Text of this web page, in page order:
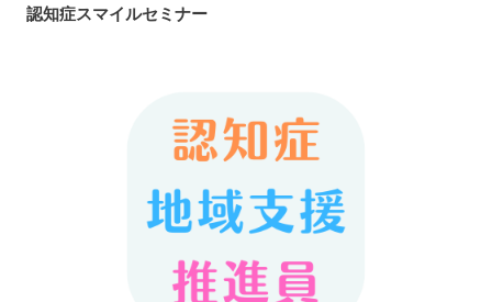
認知症スマイルセミナー